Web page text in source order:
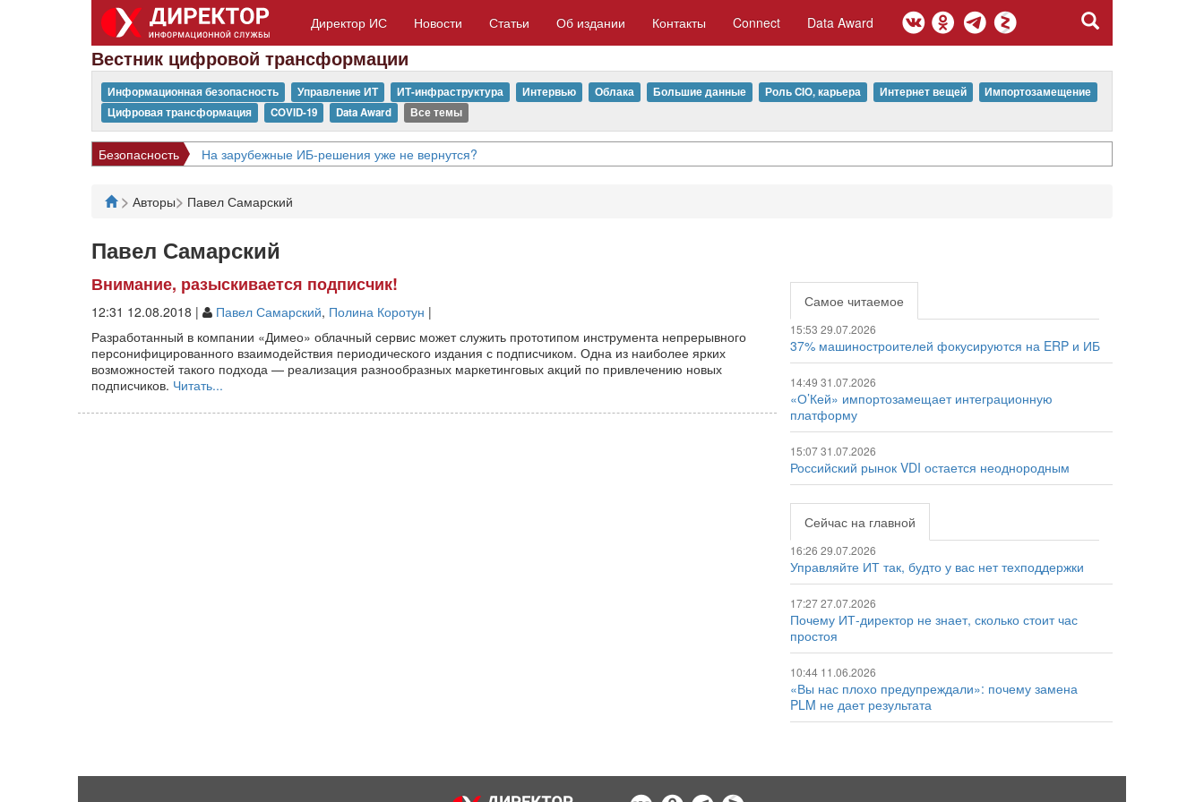
Директор ИС Новости Статьи Об издании Контакты Connect Data Award
Вестник цифровой трансформации
Информационная безопасность Управление ИТ ИТ-инфраструктура Интервью Облака Большие данные Роль CIO, карьера Интернет вещей
Импортозамещение
Цифровая трансформация
COVID-19 Data Award Все темы
Безопасность На зарубежные ИБ-решения уже не вернутся?
> Авторы> Павел Самарский
Павел Самарский
Внимание, разыскивается подписчик!
12:31 12.08.2018 | Павел Самарский, Полина Коротун |
Разработанный в компании «Димео» облачный сервис может служить прототипом инструмента непрерывного
персонифицированного взаимодействия периодического издания с подписчиком. Одна из наиболее ярких
возможностей такого подхода — реализация разнообразных маркетинговых акций по привлечению новых
подписчиков. Читать...
Самое читаемое
15:53 29.07.2026
37% машиностроителей фокусируются на ERP и ИБ
14:49 31.07.2026
«О’Кей» импортозамещает интеграционную
платформу
15:07 31.07.2026
Российский рынок VDI остается неоднородным
Сейчас на главной
16:26 29.07.2026
Управляйте ИТ так, будто у вас нет техподдержки
17:27 27.07.2026
Почему ИТ-директор не знает, сколько стоит час
простоя
10:44 11.06.2026
«Вы нас плохо предупреждали»: почему замена
PLM не дает результата